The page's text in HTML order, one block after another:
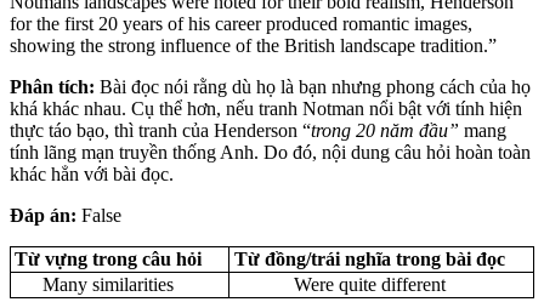
for the first 20 years of his career produced romantic images,
showing the strong influence of the British landscape tradition.”
Phân tích: Bài đọc nói rằng dù họ là bạn nhưng phong cách của họ
khá khác nhau. Cụ thể hơn, nếu tranh Notman nổi bật với tính hiện
thực táo bạo, thì tranh của Henderson “trong 20 năm đầu” mang
tính lãng mạn truyền thống Anh. Do đó, nội dung câu hỏi hoàn toàn
khác hẳn với bài đọc.
Đáp án: False
Từ vựng trong câu hỏi
Từ đồng/trái nghĩa trong bài đọc
Many similarities
Were quite different